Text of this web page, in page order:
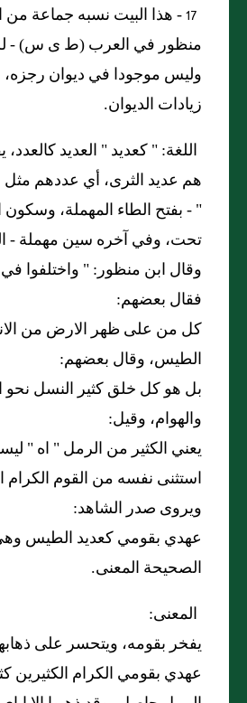
17 - هذا البيت نسبه جماعة من
منظور في العرب(ط ى س) -
وليس موجودا في ديوان
زيادات الديوان.
اللغة: "كعديد"العديد كالعدد،
هم عديد الثرى، أي عددهم
" -بفتح الطاء المهملة، وسكون
تحت، وفي آخره سين مهملة -
وقال ابن منظور: "واختلفوا
فقال بعضهم:
كل من على ظهر الارض من
الطيس، وقال بعضهم:
بل هو كل خلق كثير النسل نحو
والهوام، وقيل:
يعني الكثير من الرمل"اه"
استثنى نفسه من القوم الكرام
ويروى صدر الشاهد:
عهدي بقومي كعديد الطيس
الصحيحة المعنى.
المعنى:
يفخر بقومه، ويتحسر على
عهدي بقومي الكرام الكثيرين